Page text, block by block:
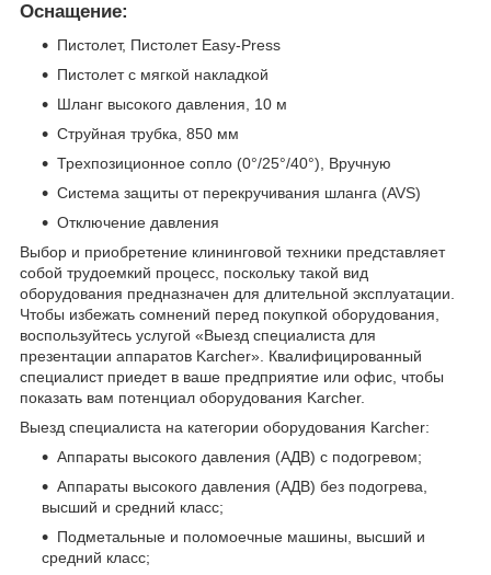
Оснащение:
Пистолет, Пистолет Easy-Press
Пистолет с мягкой накладкой
Шланг высокого давления, 10 м
Струйная трубка, 850 мм
Трехпозиционное сопло (0°/25°/40°), Вручную
Система защиты от перекручивания шланга (AVS)
Отключение давления
Выбор и приобретение клининговой техники представляет
собой трудоемкий процесс, поскольку такой вид
оборудования предназначен для длительной эксплуатации.
Чтобы избежать сомнений перед покупкой оборудования,
воспользуйтесь услугой «Выезд специалиста для
презентации аппаратов Karcher». Квалифицированный
специалист приедет в ваше предприятие или офис, чтобы
показать вам потенциал оборудования Karcher.
Выезд специалиста на категории оборудования Karcher:
Аппараты высокого давления (АДВ) с подогревом;
Аппараты высокого давления (АДВ) без подогрева,
высший и средний класс;
Подметальные и поломоечные машины, высший и
средний класс;